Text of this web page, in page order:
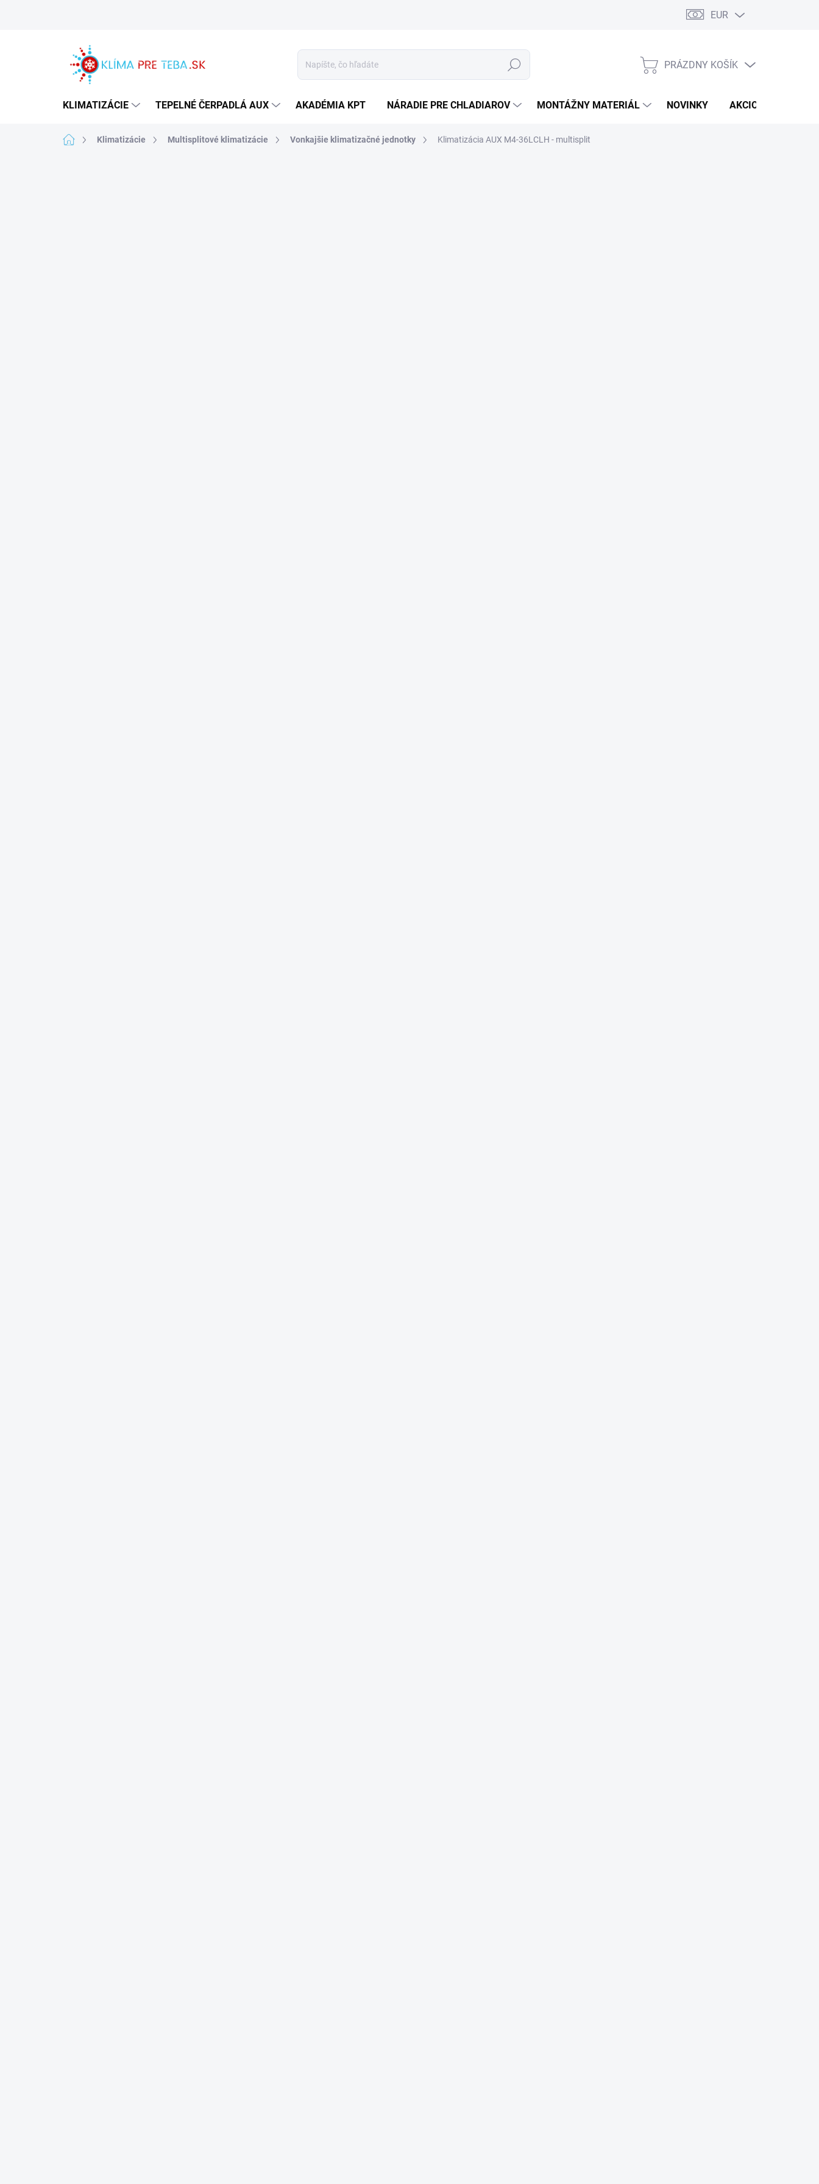
EUR
Hľadať
NÁKUPNÝ
PRÁZDNY KOŠÍK
KLIMATIZÁCIE TEPELNÉ ČERPADLÁ AUX AKADÉMIA KPT NÁRADIE PRE CHLADIAROV MONTÁŽNY MATERIÁL NOVINKY AKCIOVÁ PONUKA
DomovKlimatizácie Multisplitové klimatizácie Vonkajšie klimatizačné jednotky Klimatizácia AUX M4-36LCLH - multisplit